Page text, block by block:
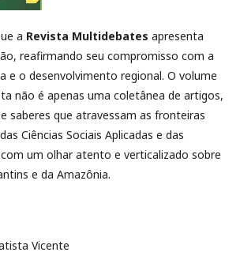
a Revista Multidebates apresenta
reafirmando seu compromisso com a
e o desenvolvimento regional. O volume
não é apenas uma coletânea de artigos,
saberes que atravessam as fronteiras
Ciências Sociais Aplicadas e das
com um olhar atento e verticalizado sobre
e da Amazônia.
Vicente